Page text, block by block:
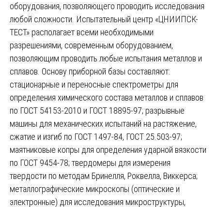
оборудования, позволяющего проводить исследования
любой сложности. Испытательный центр «ЦНИИПСК-
ТЕСТ» располагает всеми необходимыми
разрешениями, современным оборудованием,
позволяющим проводить любые испытания металлов и
сплавов. Основу приборной базы составляют:
стационарные и переносные спектрометры для
определения химического состава металлов и сплавов
по ГОСТ 54153-2010 и ГОСТ 18895-97; разрывные
машины для механических испытаний на растяжение,
сжатие и изгиб по ГОСТ 1497-84, ГОСТ 25.503-97;
маятниковые копры для определения ударной вязкости
по ГОСТ 9454-78; твердомеры для измерения
твердости по методам Бринелля, Роквелла, Виккерса;
металлографические микроскопы (оптические и
электронные) для исследования микроструктуры,